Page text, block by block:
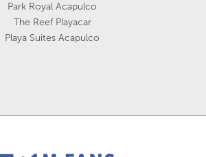
Park Royal Acapulco
The Reef Playacar
Playa Suites Acapulco